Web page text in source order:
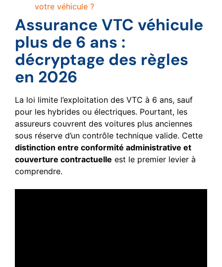
votre véhicule ?
Assurance VTC véhicule
plus de 6 ans :
décryptage des règles
en 2026
La loi limite l’exploitation des VTC à 6 ans, sauf
pour les hybrides ou électriques. Pourtant, les
assureurs couvrent des voitures plus anciennes
sous réserve d’un contrôle technique valide. Cette
distinction entre conformité administrative et
couverture contractuelle est le premier levier à
comprendre.